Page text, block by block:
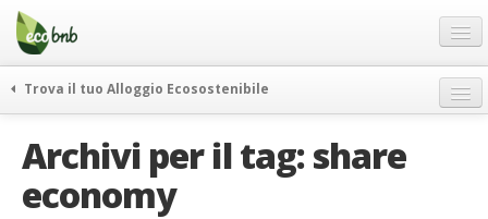
Menu
Salta
contenuto
Offerte Speciali
Regali
FAQ
Trova il tuo Alloggio Ecosostenibile
itinerari
curiosità
Archivi per il tag:share
economy